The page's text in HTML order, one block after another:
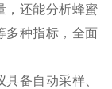
还能分析蜂蜜
多种指标，全面
备自动采样、